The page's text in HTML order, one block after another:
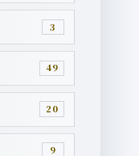
3
49
20
9